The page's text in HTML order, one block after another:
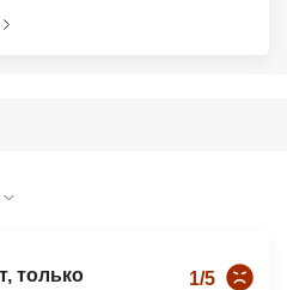
только
1/5